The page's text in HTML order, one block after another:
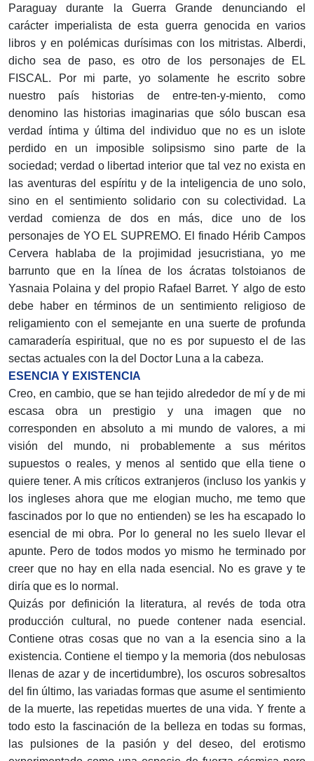
Paraguay durante la Guerra Grande denunciando el
carácter imperialista de esta guerra genocida en varios
libros y en polémicas durísimas con los mitristas. Alberdi,
dicho sea de paso, es otro de los personajes de EL
FISCAL. Por mi parte, yo solamente he escrito sobre
nuestro país historias de entre-ten-y-miento, como
denomino las historias imaginarias que sólo buscan esa
verdad íntima y última del individuo que no es un islote
perdido en un imposible solipsismo sino parte de la
sociedad; verdad o libertad interior que tal vez no exista en
las aventuras del espíritu y de la inteligencia de uno solo,
sino en el sentimiento solidario con su colectividad. La
verdad comienza de dos en más, dice uno de los
personajes de YO EL SUPREMO. El finado Hérib Campos
Cervera hablaba de la projimidad jesucristiana, yo me
barrunto que en la línea de los ácratas tolstoianos de
Yasnaia Polaina y del propio Rafael Barret. Y algo de esto
debe haber en términos de un sentimiento religioso de
religamiento con el semejante en una suerte de profunda
camaradería espiritual, que no es por supuesto el de las
sectas actuales con la del Doctor Luna a la cabeza.
ESENCIA Y EXISTENCIA
Creo, en cambio, que se han tejido alrededor de mí y de mi
escasa obra un prestigio y una imagen que no
corresponden en absoluto a mi mundo de valores, a mi
visión del mundo, ni probablemente a sus méritos
supuestos o reales, y menos al sentido que ella tiene o
quiere tener. A mis críticos extranjeros (incluso los yankis y
los ingleses ahora que me elogian mucho, me temo que
fascinados por lo que no entienden) se les ha escapado lo
esencial de mi obra. Por lo general no les suelo llevar el
apunte. Pero de todos modos yo mismo he terminado por
creer que no hay en ella nada esencial. No es grave y te
diría que es lo normal.
Quizás por definición la literatura, al revés de toda otra
producción cultural, no puede contener nada esencial.
Contiene otras cosas que no van a la esencia sino a la
existencia. Contiene el tiempo y la memoria (dos nebulosas
llenas de azar y de incertidumbre), los oscuros sobresaltos
del fin último, las variadas formas que asume el sentimiento
de la muerte, las repetidas muertes de una vida. Y frente a
todo esto la fascinación de la belleza en todas su formas,
las pulsiones de la pasión y del deseo, del erotismo